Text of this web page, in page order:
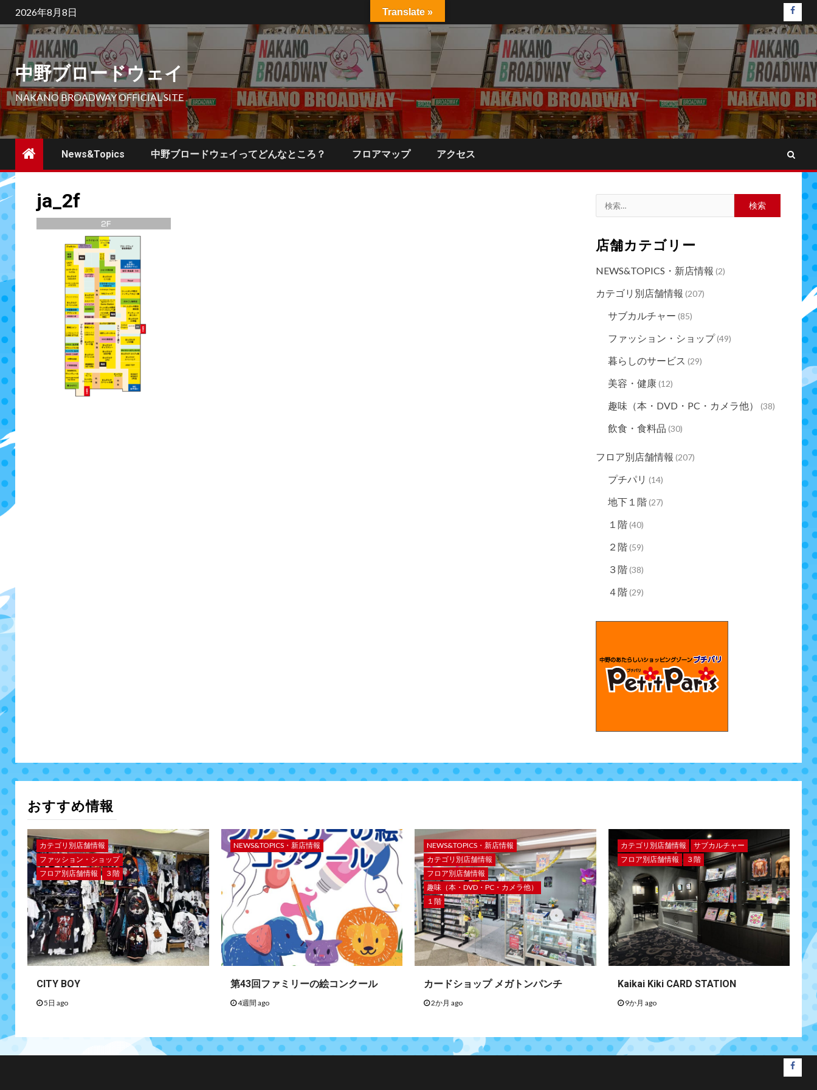
Skip
to
content
2026年8月8日
中野ブロードウェイ
NAKANO BROADWAY OFFICIAL SITE
News&Topics 中野ブロードウェイってどんなところ？ フロアマップ アクセス
ja_2f
索:
店舗カテゴリー
NEWS&TOPICS・新店情報 (2)
カテゴリ別店舗情報 (207)
サブカルチャー (85)
ファッション・ショップ(49)
暮らしのサービス (29)
美容・健康(12)
趣味（本・DVD・PC・カメラ他） (38)
飲食・食料品 (30)
フロア別店舗情報 (207)
プチパリ (14)
地下１階(27)
１階(40)
２階(59)
３階(38)
４階(29)
おすすめ情報
カテゴリ別店舗情報
ファッション・ショップ
フロア別店舗情報
３階
CITY BOY
5日 ago
NEWS&TOPICS・新店情報
第43回ファミリーの絵コンクール
4週間 ago
NEWS&TOPICS・新店情報
カテゴリ別店舗情報
フロア別店舗情報
趣味（本・DVD・PC・カメラ他）
１階
カードショップ メガトンパンチ
2か月 ago
カテゴリ別店舗情報
サブカルチャー
フロア別店舗情報
３階
Kaikai Kiki CARD STATION
9か月 ago
Translate »